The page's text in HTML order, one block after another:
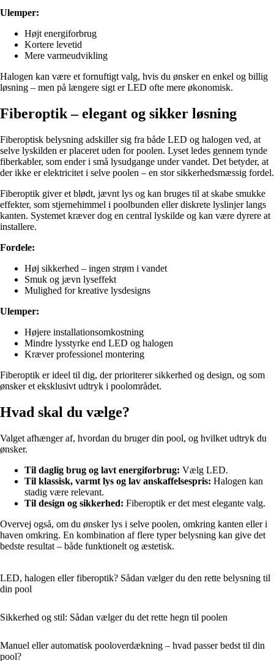
Ulemper:
Højt energiforbrug
Kortere levetid
Mere varmeudvikling
Halogen kan være et fornuftigt valg, hvis du ønsker en enkel og billig
løsning – men på længere sigt er LED ofte mere økonomisk.
Fiberoptik – elegant og sikker løsning
Fiberoptisk belysning adskiller sig fra både LED og halogen ved, at
selve lyskilden er placeret uden for poolen. Lyset ledes gennem tynde
fiberkabler, som ender i små lysudgange under vandet. Det betyder, at
der ikke er elektricitet i selve poolen – en stor sikkerhedsmæssig fordel.
Fiberoptik giver et blødt, jævnt lys og kan bruges til at skabe smukke
effekter, som stjernehimmel i poolbunden eller diskrete lyslinjer langs
kanten. Systemet kræver dog en central lyskilde og kan være dyrere at
installere.
Fordele:
Høj sikkerhed – ingen strøm i vandet
Smuk og jævn lyseffekt
Mulighed for kreative lysdesigns
Ulemper:
Højere installationsomkostning
Mindre lysstyrke end LED og halogen
Kræver professionel montering
Fiberoptik er ideel til dig, der prioriterer sikkerhed og design, og som
ønsker et eksklusivt udtryk i poolområdet.
Hvad skal du vælge?
Valget afhænger af, hvordan du bruger din pool, og hvilket udtryk du
ønsker.
Til daglig brug og lavt energiforbrug: Vælg LED.
Til klassisk, varmt lys og lav anskaffelsespris: Halogen kan
stadig være relevant.
Til design og sikkerhed: Fiberoptik er det mest elegante valg.
Overvej også, om du ønsker lys i selve poolen, omkring kanten eller i
haven omkring. En kombination af flere typer belysning kan give det
bedste resultat – både funktionelt og æstetisk.
LED, halogen eller fiberoptik? Sådan vælger du den rette belysning til
din pool
Sikkerhed og stil: Sådan vælger du det rette hegn til poolen
Manuel eller automatisk pooloverdækning – hvad passer bedst til din
pool?